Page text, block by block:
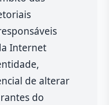
Internet
de alterar
do